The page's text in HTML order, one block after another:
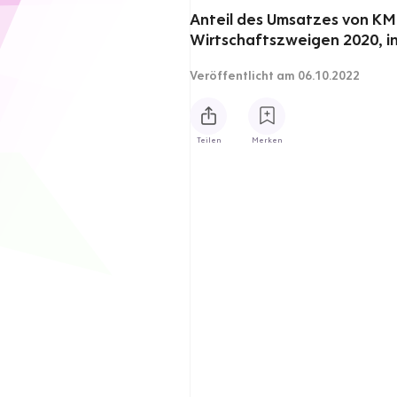
Anteil des Umsatzes von
Wirtschaftszweigen 2020,
Veröffentlicht am 06.10.2022
Teilen Merken